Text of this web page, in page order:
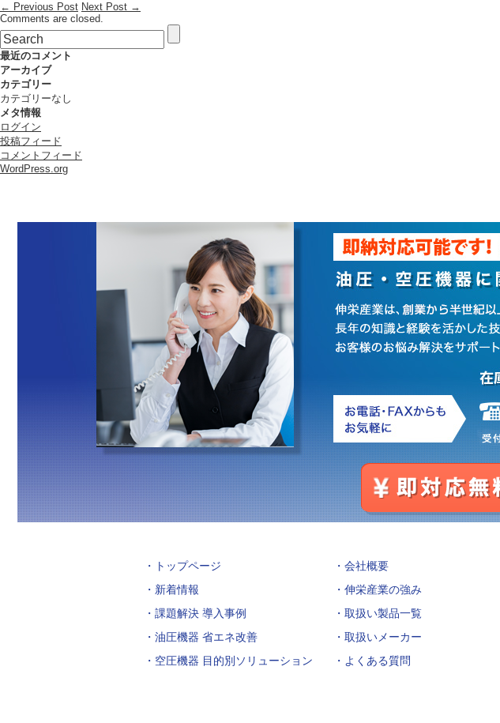
伸
制
御
器
工
株
式
会
社
は
← Previous Post Next Post →
Comments are closed.
最近のコメント
アーカイブ
カテゴリー
カテゴリーなし
メタ情報
ログイン
投稿フィード
コメントフィード
WordPress.org
トップページ
新着情報
課題解決 導入事例
油圧機器 省エネ改善
空圧機器 目的別ソリューション
会社概要
伸栄産業の強み
取扱い製品一覧
取扱いメーカー
よくある質問